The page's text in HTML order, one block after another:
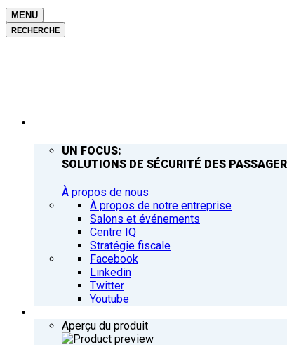
MENU
RECHERCHE
UN FOCUS:
SOLUTIONS DE SÉCURITÉ DES
À propos de nous
À propos de notre entreprise
Salons et événements
Centre IQ
Stratégie fiscale
Facebook
Linkedin
Twitter
Youtube
Aperçu du produit